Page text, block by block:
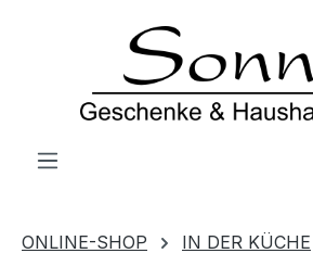
Zum Hauptinhalt springen
ONLINE-SHOP IN DER KÜCHE